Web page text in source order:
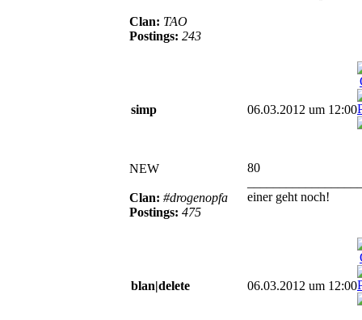
Clan: TAO
Postings: 243
simp 06.03.2012 um 12:00
NEW
Clan: #drogenopfa
Postings: 475
80
einer geht noch!
blan|delete 06.03.2012 um 12:00